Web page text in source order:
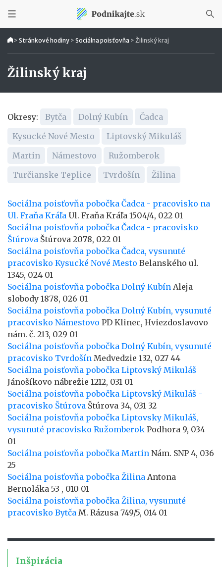
> Stránkové hodiny > Sociálna poisťovňa > Žilinský kraj
Žilinský kraj
Okresy: Bytča Dolný Kubín
Čadca
Kysucké Nové Mesto
Liptovský Mikuláš
Martin
Námestovo
Ružomberok
Turčianske Teplice
Tvrdošín Žilina
Sociálna poisťovňa pobočka Čadca - pracovisko na
Ul. Fraňa Kráľa Ul. Fraňa Kráľa 1504/4, 022 01
Sociálna poisťovňa pobočka Čadca - pracovisko
Štúrova Štúrova 2078, 022 01
Sociálna poisťovňa pobočka Čadca, vysunuté
pracovisko Kysucké Nové Mesto Belanského ul.
1345, 024 01
Sociálna poisťovňa pobočka Dolný Kubín Aleja
slobody 1878, 026 01
Sociálna poisťovňa pobočka Dolný Kubín, vysunuté
pracovisko Námestovo PD Klinec, Hviezdoslavovo
nám. č. 213, 029 01
Sociálna poisťovňa pobočka Dolný Kubín, vysunuté
pracovisko Tvrdošín Medvedzie 132, 027 44
Sociálna poisťovňa pobočka Liptovský Mikuláš
Jánošíkovo nábrežie 1212, 031 01
Sociálna poisťovňa pobočka Liptovský Mikuláš -
pracovisko Štúrova Štúrova 34, 031 32
Sociálna poisťovňa pobočka Liptovsky Mikuláš,
vysunuté pracovisko Ružomberok Podhora 9, 034
01
Sociálna poisťovňa pobočka Martin Nám. SNP 4, 036
25
Sociálna poisťovňa pobočka Žilina Antona
Bernoláka 53 , 010 01
Sociálna poisťovňa pobočka Žilina, vysunuté
pracovisko Bytča M. Rázusa 749/5, 014 01
Inšpirácia